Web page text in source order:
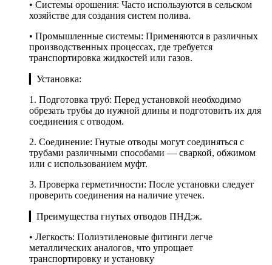
• Системы орошения: Часто используются в сельском
хозяйстве для создания систем полива.
• Промышленные системы: Применяются в различных
производственных процессах, где требуется
транспортировка жидкостей или газов.
▎Установка:
1. Подготовка труб: Перед установкой необходимо
обрезать трубы до нужной длины и подготовить их для
соединения с отводом.
2. Соединение: Гнутые отводы могут соединяться с
трубами различными способами — сваркой, обжимом
или с использованием муфт.
3. Проверка герметичности: После установки следует
проверить соединения на наличие утечек.
▎Преимущества гнутых отводов ПНД:ж.
• Легкость: Полиэтиленовые фитинги легче
металлических аналогов, что упрощает
транспортировку и установку